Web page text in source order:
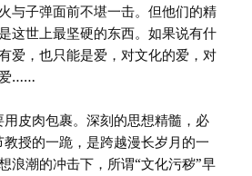
与子弹面前不堪一击。但他们的精
这世上最坚硬的东西。如果说有什
爱，也只能是爱，对文化的爱，对
爱……
皮肉包裹。深刻的思想精髓，必
授的一跪，是跨越漫长岁月的一
浪潮的冲击下，所谓“文化污秽”早